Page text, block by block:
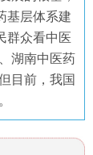
基层体系建
群众看中医
湖南中医药
目前，我国